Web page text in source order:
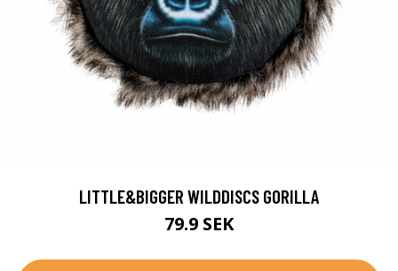
LITTLE&BIGGER WILDDISCS GORILLA
79.9 SEK